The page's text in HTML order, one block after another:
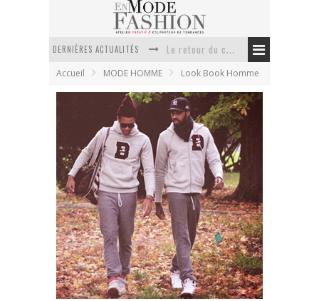
DERNIÈRES ACTUALITÉS
Doudoune pour femme : choisir la pièce idéale entre style, chaleur et durabilité
La trousse de toilette : l’accessoire indispensable de voyage
Week-end spa en automne : quel maillot de bain choisir ?
Pourquoi le costume sur mesure à Paris est un incontournable de l’élégance contemporaine ?
Anti chute cheveux homme : quelles solutions pour renforcer sa chevelure ?
Accueil MODE HOMME Look Book Homme
The Brooklyn Circus – College Basics
collection
En Mode Fashion
5 septembre 2011
Look Book Homme
1 Commentaire